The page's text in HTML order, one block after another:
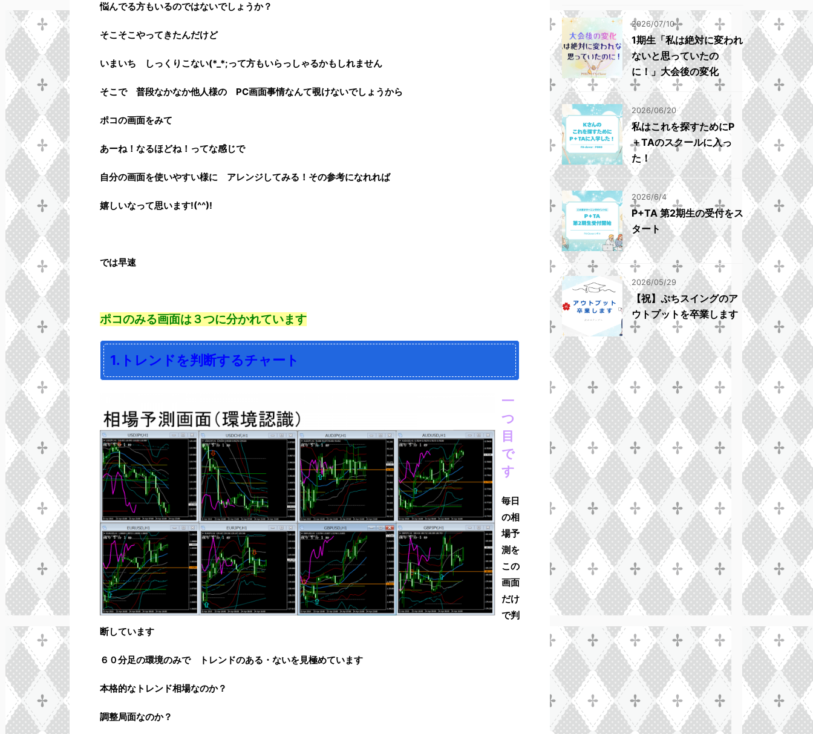
悩んでる方もいるのではないでしょうか？
そこそこやってきたんだけど
いまいち しっくりこない(*_*;って方もいらっしゃるかもしれません
そこで 普段なかなか他人様の PC画面事情なんて覗けないでしょうから
ポコの画面をみて
あーね！なるほどね！ってな感じで
自分の画面を使いやすい様に アレンジしてみる！その参考になれれば
嬉しいなって思います!(^^)!
では早速
ポコのみる画面は３つに分かれています
1.トレンドを判断するチャート
一
つ
目
で
す
毎日
の相
場予
測を
この
画面
だけ
で判
断しています
６０分足の環境のみで トレンドのある・ないを見極めています
本格的なトレンド相場なのか？
調整局面なのか？
2026/07/10
1期生「私は絶対に変われ
ないと思っていたの
に！」大会後の変化
2026/06/20
私はこれを探すためにP
＋TAのスクールに入っ
た！
2026/6/4
P+TA 第2期生の受付をス
タート
2026/05/29
【祝】ぷちスイングのア
ウトプットを卒業します